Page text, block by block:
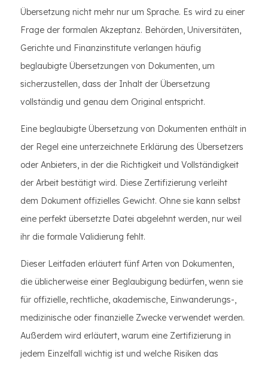
Übersetzung nicht mehr nur um Sprache. Es wird zu einer
Frage der formalen Akzeptanz. Behörden, Universitäten,
Gerichte und Finanzinstitute verlangen häufig
beglaubigte Übersetzungen von Dokumenten, um
sicherzustellen, dass der Inhalt der Übersetzung
vollständig und genau dem Original entspricht.
Eine beglaubigte Übersetzung von Dokumenten enthält in
der Regel eine unterzeichnete Erklärung des Übersetzers
oder Anbieters, in der die Richtigkeit und Vollständigkeit
der Arbeit bestätigt wird. Diese Zertifizierung verleiht
dem Dokument offizielles Gewicht. Ohne sie kann selbst
eine perfekt übersetzte Datei abgelehnt werden, nur weil
ihr die formale Validierung fehlt.
Dieser Leitfaden erläutert fünf Arten von Dokumenten,
die üblicherweise einer Beglaubigung bedürfen, wenn sie
für offizielle, rechtliche, akademische, Einwanderungs-,
medizinische oder finanzielle Zwecke verwendet werden.
Außerdem wird erläutert, warum eine Zertifizierung in
jedem Einzelfall wichtig ist und welche Risiken das